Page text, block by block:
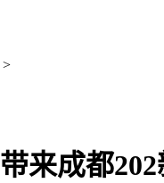
>
来成都